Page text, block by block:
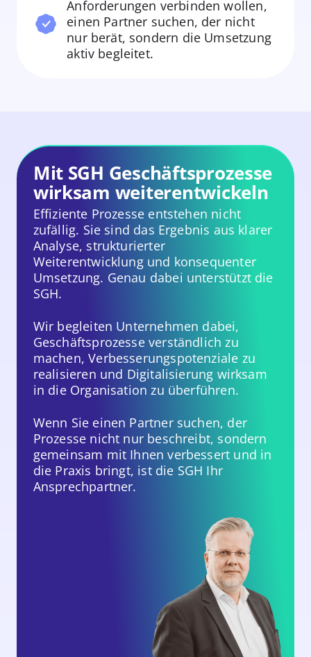
Anforderungen verbinden wollen,
einen Partner suchen, der nicht
nur berät, sondern die Umsetzung
aktiv begleitet.
Mit SGH Geschäftsprozesse
wirksam weiterentwickeln
Effiziente Prozesse entstehen nicht
zufällig. Sie sind das Ergebnis aus klarer
Analyse, strukturierter
Weiterentwicklung und konsequenter
Umsetzung. Genau dabei unterstützt die
SGH.
Wir begleiten Unternehmen dabei,
Geschäftsprozesse verständlich zu
machen, Verbesserungspotenziale zu
realisieren und Digitalisierung wirksam
in die Organisation zu überführen.
Wenn Sie einen Partner suchen, der
Prozesse nicht nur beschreibt, sondern
gemeinsam mit Ihnen verbessert und in
die Praxis bringt, ist die SGH Ihr
Ansprechpartner.